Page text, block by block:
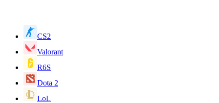
CS2
Valorant
R6S
Dota 2
LoL